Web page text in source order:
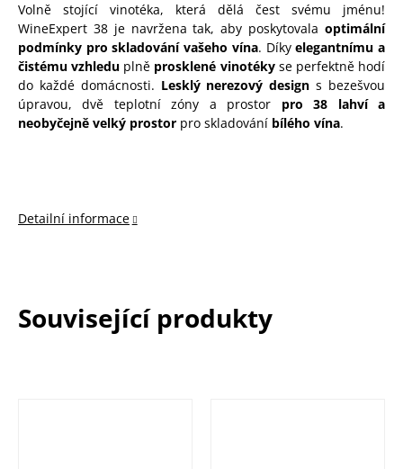
Volně stojící vinotéka, která dělá čest svému jménu!
WineExpert 38 je navržena tak, aby poskytovala optimální
podmínky pro skladování vašeho vína. Díkyelegantnímu a
čistému vzhledu plně prosklené vinotékyse perfektně hodí
do každé domácnosti. Lesklý nerezový design s bezešvou
úpravou, dvě teplotní zóny a prostor pro 38 lahví a
neobyčejně velký prostor pro skladování bílého vína.
Detailní informace
Související produkty